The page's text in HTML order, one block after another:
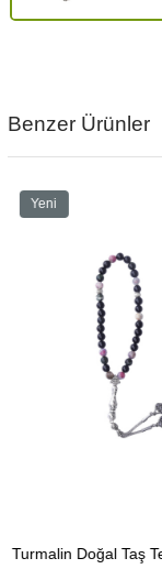
Benzer Ürünler
Turmalin Doğal Taş
Yeni